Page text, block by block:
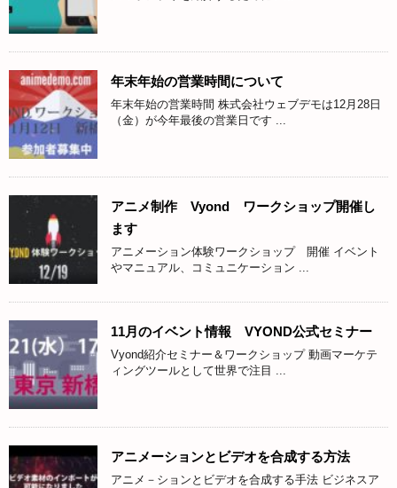
年末年始の営業時間について
年末年始の営業時間 株式会社ウェブデモは12月28日
（金）が今年最後の営業日です ...
アニメ制作 Vyond ワークショップ開催し
ます
アニメーション体験ワークショップ 開催 イベント
やマニュアル、コミュニケーション ...
11月のイベント情報 VYOND公式セミナー
Vyond紹介セミナー＆ワークショップ 動画マーケテ
ィングツールとして世界で注目 ...
アニメーションとビデオを合成する方法
アニメ－ションとビデオを合成する手法 ビジネスア